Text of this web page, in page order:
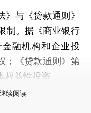
与《贷款通则》
制。据《商业银行
融机构和企业投
；《贷款通则》第
益性投资。
续阅读